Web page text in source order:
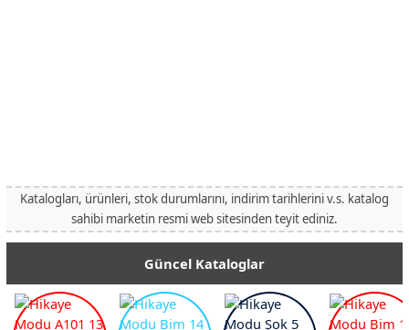
Katalogları, ürünleri, stok durumlarını, indirim tarihlerini v.s. katalog
sahibi marketin resmi web sitesinden teyit ediniz.
Güncel Kataloglar